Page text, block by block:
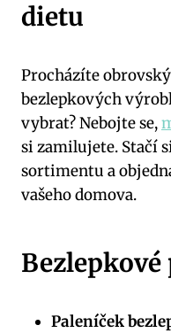
dietu
Procházíte
bezlepkových
vybrat? Nebojte se,
si zamilujete. Stačí
sortimentu a
vašeho domova.
Paleníček